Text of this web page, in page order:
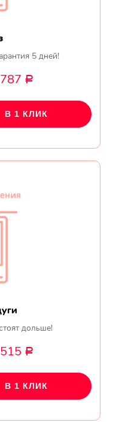
5 дней!
Р
В 1 КЛИК
дольше!
Р
В 1 КЛИК